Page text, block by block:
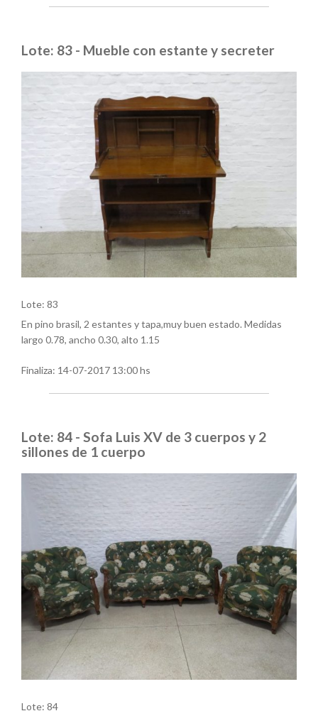
Lote: 83 - Mueble con estante y secreter
Lote: 83
En pino brasil, 2 estantes y tapa,muy buen estado. Medidas
largo 0.78, ancho 0.30, alto 1.15
Finaliza: 14-07-2017 13:00 hs
Lote: 84 - Sofa Luis XV de 3 cuerpos y 2
sillones de 1 cuerpo
Lote: 84